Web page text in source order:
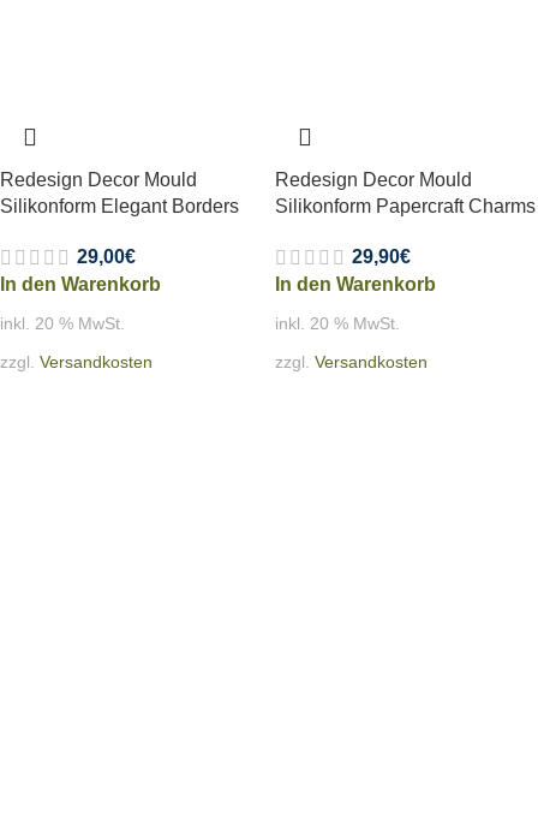
Redesign Decor Mould
Silikonform Elegant Borders
29,00€
In den Warenkorb
inkl. 20 % MwSt.
zzgl. Versandkosten
Redesign Decor Mould
Silikonform Papercraft Charms
29,90€
In den Warenkorb
inkl. 20 % MwSt.
zzgl. Versandkosten